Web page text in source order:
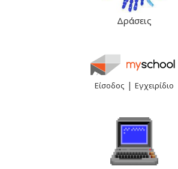
Δράσεις
Είσοδος | Εγχειρίδιο